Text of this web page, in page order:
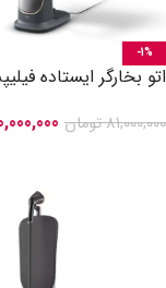
-1%
اتو بخارگر ایستاده
81,000,000تومان